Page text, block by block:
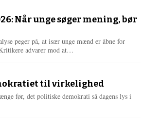
e
Når unge søger mening, bør
peger på, at især unge mænd er åbne for
advarer mod at…
e
e
til virkelighed
før, det politiske demokrati så dagens lys i